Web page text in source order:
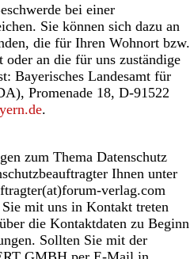
bei einer
Sie können sich dazu an
die für Ihren Wohnort bzw.
an die für uns zuständige
Bayerisches Landesamt für
Promenade 18, D-91522
.
zum Thema Datenschutz
Ihnen unter
verlag.com
mit uns in Kontakt treten
die Kontaktdaten zu Beginn
Sollten Sie mit der